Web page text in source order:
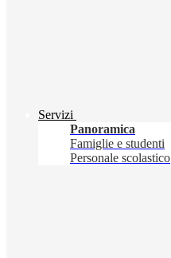
Servizi
Panoramica
Famiglie e studenti
Personale scolastico